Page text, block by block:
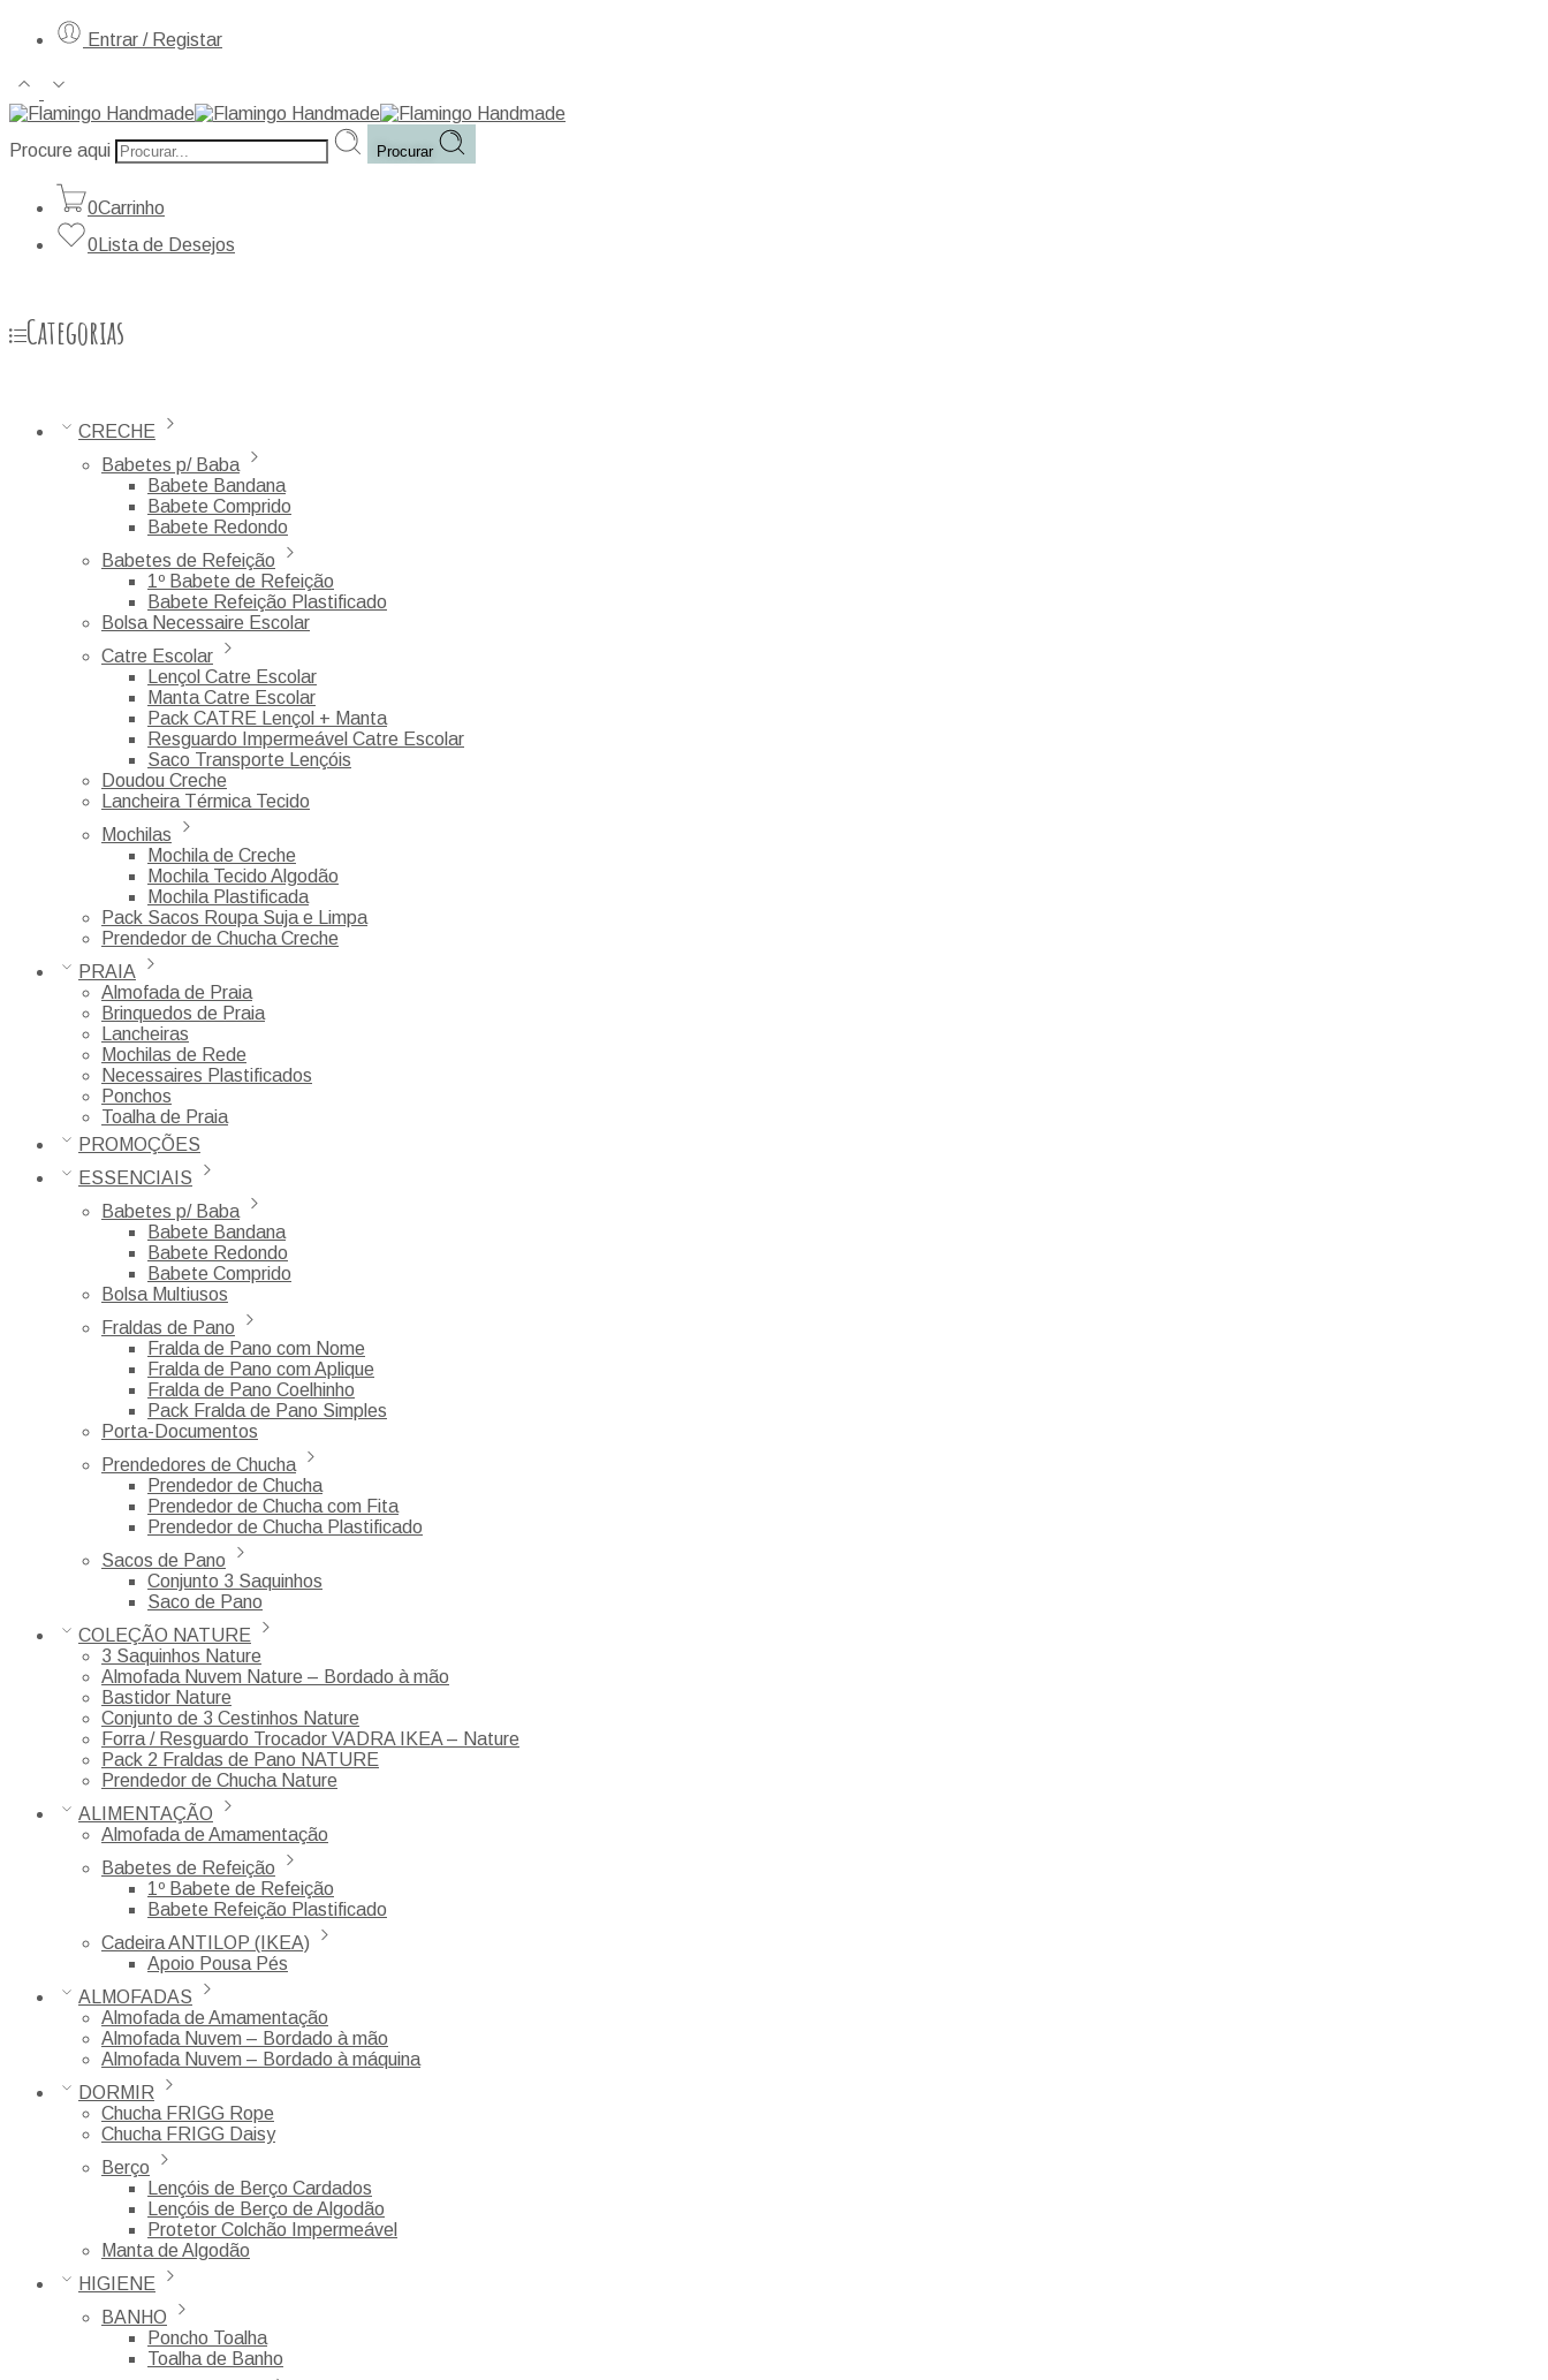
Entrar / Registar
Procure aqui Procurar
0Carrinho
0 Lista de Desejos
Categorias
CRECHE
Babetes p/ Baba
Babete Bandana
Babete Comprido
Babete Redondo
Babetes de Refeição
1º Babete de Refeição
Babete Refeição Plastificado
Bolsa Necessaire Escolar
Catre Escolar
Lençol Catre Escolar
Manta Catre Escolar
Pack CATRE Lençol + Manta
Resguardo Impermeável Catre Escolar
Saco Transporte Lençóis
Doudou Creche
Lancheira Térmica Tecido
Mochilas
Mochila de Creche
Mochila Tecido Algodão
Mochila Plastificada
Pack Sacos Roupa Suja e Limpa
Prendedor de Chucha Creche
PRAIA
Almofada de Praia
Brinquedos de Praia
Lancheiras
Mochilas de Rede
Necessaires Plastificados
Ponchos
Toalha de Praia
PROMOÇÕES
ESSENCIAIS
Babetes p/ Baba
Babete Bandana
Babete Redondo
Babete Comprido
Bolsa Multiusos
Fraldas de Pano
Fralda de Pano com Nome
Fralda de Pano com Aplique
Fralda de Pano Coelhinho
Pack Fralda de Pano Simples
Porta-Documentos
Prendedores de Chucha
Prendedor de Chucha
Prendedor de Chucha com Fita
Prendedor de Chucha Plastificado
Sacos de Pano
Conjunto 3 Saquinhos
Saco de Pano
COLEÇÃO NATURE
3 Saquinhos Nature
Almofada Nuvem Nature – Bordado à mão
Bastidor Nature
Conjunto de 3 Cestinhos Nature
Forra / Resguardo Trocador VADRA IKEA – Nature
Pack 2 Fraldas de Pano NATURE
Prendedor de Chucha Nature
ALIMENTAÇÃO
Almofada de Amamentação
Babetes de Refeição
1º Babete de Refeição
Babete Refeição Plastificado
Cadeira ANTILOP (IKEA)
Apoio Pousa Pés
ALMOFADAS
Almofada de Amamentação
Almofada Nuvem – Bordado à mão
Almofada Nuvem – Bordado à máquina
DORMIR
Chucha FRIGG Rope
Chucha FRIGG Daisy
Berço
Lençóis de Berço Cardados
Lençóis de Berço de Algodão
Protetor Colchão Impermeável
Manta de Algodão
HIGIENE
BANHO
Poncho Toalha
Toalha de Banho